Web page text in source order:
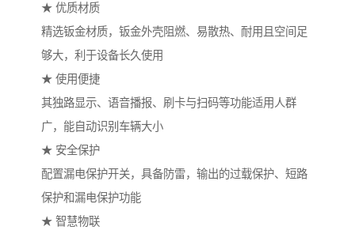
★ 优质材质
精选钣金材质，钣金外壳阻燃、易散热、耐用且空间足
够大，利于设备长久使用
★ 使用便捷
其独路显示、语音播报、刷卡与扫码等功能适用人群
广，能自动识别车辆大小
★ 安全保护
配置漏电保护开关，具备防雷，输出的过载保护、短路
保护和漏电保护功能
★ 智慧物联